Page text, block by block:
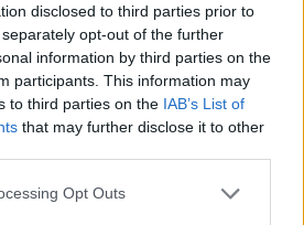
disclosed to third parties prior to
opt-out of the further
information by third parties on the
participants. This information may
to third parties on the IAB’s List of
that may further disclose it to other
Opt Outs